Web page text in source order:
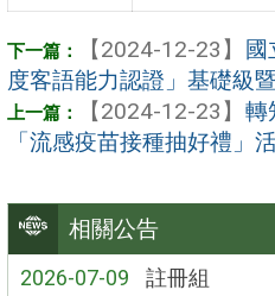
相關公告
2026-07-09 註冊組
【2024-12-23】 國
度客語能力認證」基礎級
【2024-12-23】 轉
「流感疫苗接種抽好禮」